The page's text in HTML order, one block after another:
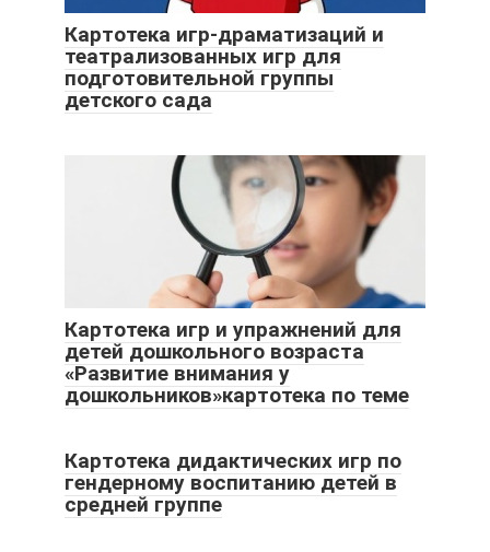
Картотека игр-драматизаций и
театрализованных игр для
подготовительной группы
детского сада
Картотека игр и упражнений для
детей дошкольного возраста
«Развитие внимания у
дошкольников»картотека по теме
Картотека дидактических игр по
гендерному воспитанию детей в
средней группе